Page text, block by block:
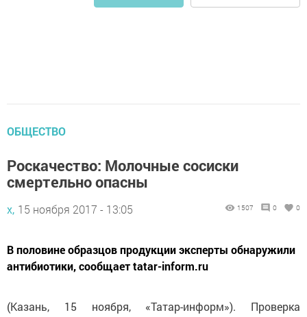
ОБЩЕСТВО
Роскачество: Молочные сосиски
смертельно опасны
х, 15 ноября 2017 - 13:05 1507 0 0
В половине образцов продукции эксперты обнаружили
антибиотики, сообщает tatar-inform.ru
(Казань, 15 ноября, «Татар-информ»). Проверка